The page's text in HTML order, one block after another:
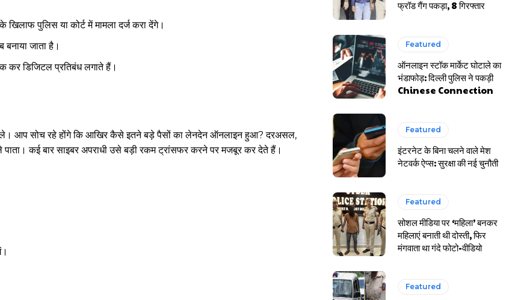
पुलिस या कोर्ट में मामला दर्ज करा देंगे।
जाता है।
कर डिजिटल प्रतिबंध लगाते हैं।
आप सोच रहे होंगे कि आखिर कैसे इतने बड़े पैसों का लेनदेन ऑनलाइन हुआ? दरअसल,
कई बार साइबर अपराधी उसे बड़ी रकम ट्रांसफर करने पर मजबूर कर देते हैं।
फ्रॉड गैंग पकड़ा, 8 गिरफ्तार
Featured
ऑनलाइन स्टॉक मार्केट घोटाले का
भंडाफोड़: दिल्ली पुलिस ने पकड़ी
Chinese Connection
Featured
इंटरनेट के बिना चलने वाले मेश
नेटवर्क ऐप्स: सुरक्षा की नई चुनौती
Featured
सोशल मीडिया पर ‘महिला’ बनकर
महिलाएं बनाती थी दोस्ती, फिर
मंगवाता था गंदे फोटो-वीडियो
Featured